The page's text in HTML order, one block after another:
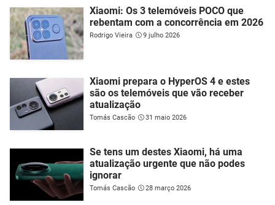
Xiaomi: Os 3 telemóveis POCO que
rebentam com a concorrência em 2026
Rodrigo Vieira 9 julho 2026
Xiaomi prepara o HyperOS 4 e estes
são os telemóveis que vão receber
atualização
Tomás Cascão 31 maio 2026
Se tens um destes Xiaomi, há uma
atualização urgente que não podes
ignorar
Tomás Cascão 28 março 2026